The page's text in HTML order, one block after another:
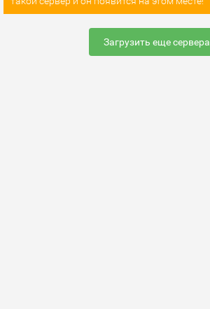
Загрузить еще сервера